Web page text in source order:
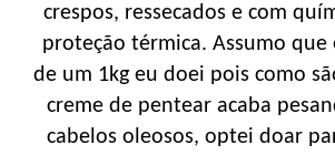
crespos, ressecados e com
proteção térmica. Assumo que
de um 1kg eu doei pois como
creme de pentear acaba
cabelos oleosos, optei doar